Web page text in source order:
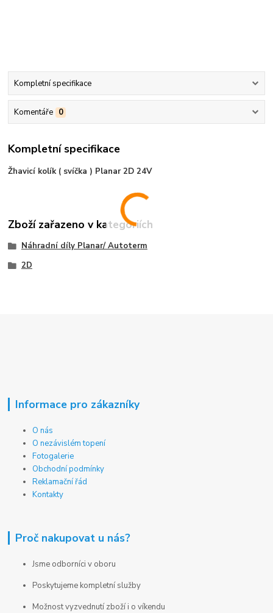
Kompletní specifikace
Komentáře 0
Kompletní specifikace
Žhavicí kolík ( svíčka ) Planar 2D 24V
Zboží zařazeno v kategoriích
Náhradní díly Planar/ Autoterm
2D
Informace pro zákazníky
O nás
O nezávislém topení
Fotogalerie
Obchodní podmínky
Reklamační řád
Kontakty
Proč nakupovat u nás?
Jsme odborníci v oboru
Poskytujeme kompletní služby
Možnost vyzvednutí zboží i o víkendu